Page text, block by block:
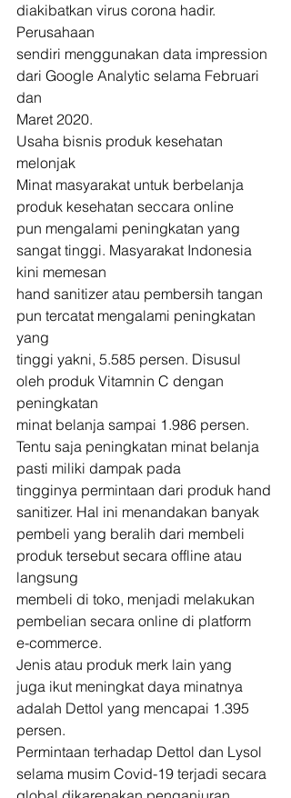
diakibatkan virus corona hadir.
Perusahaan
sendiri menggunakan data impression
dari Google Analytic selama Februari
dan
Maret 2020.
Usaha bisnis produk kesehatan
melonjak
Minat masyarakat untuk berbelanja
produk kesehatan seccara online
pun mengalami peningkatan yang
sangat tinggi. Masyarakat Indonesia
kini memesan
hand sanitizer atau pembersih tangan
pun tercatat mengalami peningkatan
yang
tinggi yakni, 5.585 persen. Disusul
oleh produk Vitamnin C dengan
peningkatan
minat belanja sampai 1.986 persen.
Tentu saja peningkatan minat belanja
pasti miliki dampak pada
tingginya permintaan dari produk hand
sanitizer. Hal ini menandakan banyak
pembeli yang beralih dari membeli
produk tersebut secara offline atau
langsung
membeli di toko, menjadi melakukan
pembelian secara online di platform
e-commerce.
Jenis atau produk merk lain yang
juga ikut meningkat daya minatnya
adalah Dettol yang mencapai 1.395
persen.
Permintaan terhadap Dettol dan Lysol
selama musim Covid-19 terjadi secara